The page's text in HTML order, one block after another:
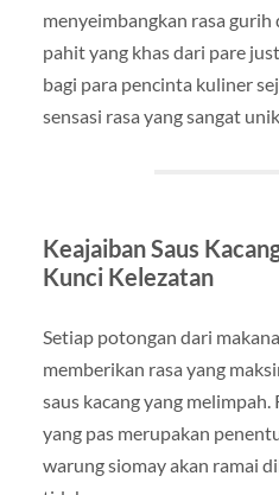
menyeimbangkan rasa gurih
pahit yang khas dari pare
bagi para pencinta kuliner
sensasi rasa yang sangat
Keajaiban Saus
Kunci Kelezatan
Setiap potongan dari
memberikan rasa yang
saus kacang yang
yang pas merupakan
warung siomay akan ramai